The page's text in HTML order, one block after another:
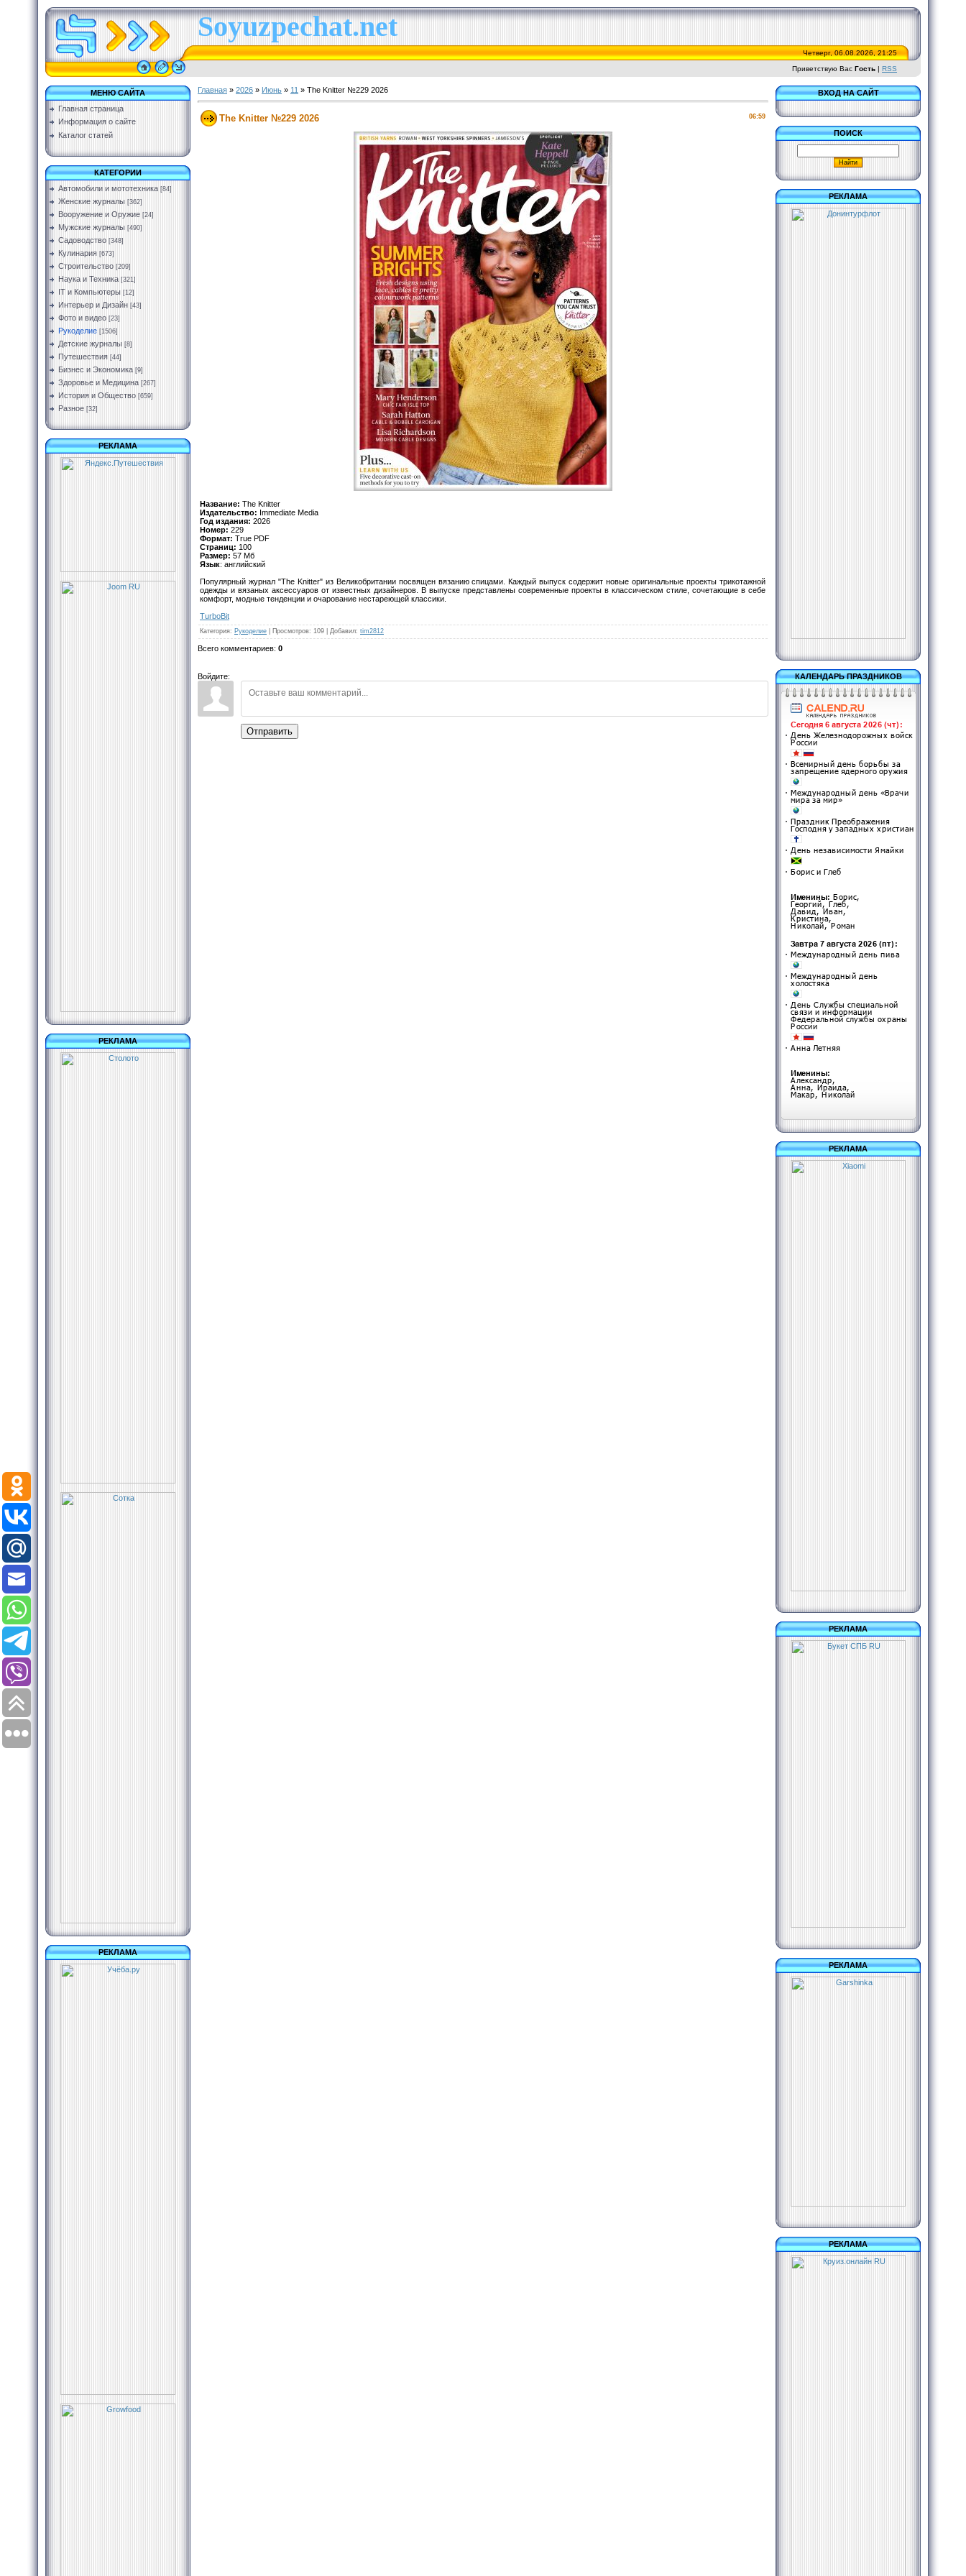
Soyuzpechat.net
Четверг, 06.08.2026, 21:25
Приветствую Вас Гость | RSS
МЕНЮ САЙТА
Главная страница
Информация о сайте
Каталог статей
КАТЕГОРИИ
Автомобили и мототехника [84]
Женские журналы [362]
Вооружение и Оружие [24]
Мужские журналы [490]
Садоводство [348]
Кулинария [673]
Строительство [209]
Наука и Техника [321]
IT и Компьютеры [12]
Интерьер и Дизайн [43]
Фото и видео [23]
Рукоделие [1506]
Детские журналы [8]
Путешествия [44]
Бизнес и Экономика [9]
Здоровье и Медицина [267]
История и Общество [659]
Разное [32]
РЕКЛАМА
РЕКЛАМА
РЕКЛАМА
Главная » 2026 » Июнь » 11 » The Knitter №229 2026
06:59
The Knitter №229 2026
Название: The Knitter
Издательство: Immediate Media
Год издания: 2026
Номер: 229
Формат: True PDF
Страниц: 100
Размер: 57 Мб
Язык: английский
Популярный журнал "The Knitter" из Великобритании посвящен вязанию спицами. Каждый выпуск содержит новые оригинальные проекты трикотажной
одежды и вязаных аксессуаров от известных дизайнеров. В выпуске представлены современные проекты в классическом стиле, сочетающие в себе
комфорт, модные тенденции и очарование нестареющей классики.
TurbоBit
Категория: Рукоделие Просмотров: 109 Добавил: tim2812
Всего комментариев: 0
Войдите:
Отправить
ВХОД НА САЙТ
ПОИСК
РЕКЛАМА
КАЛЕНДАРЬ ПРАЗДНИКОВ
РЕКЛАМА
РЕКЛАМА
РЕКЛАМА
РЕКЛАМА